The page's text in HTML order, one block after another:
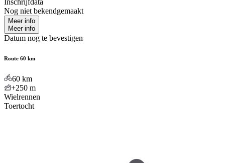
Nog niet bekendgemaakt
Meer info
Meer info
Datum nog te bevestigen
Route 60 km
60 km
+250 m
Wielrennen
Toertocht